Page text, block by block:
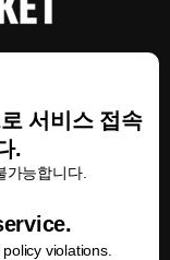
서비스 접속
.
가능합니다.
violations.